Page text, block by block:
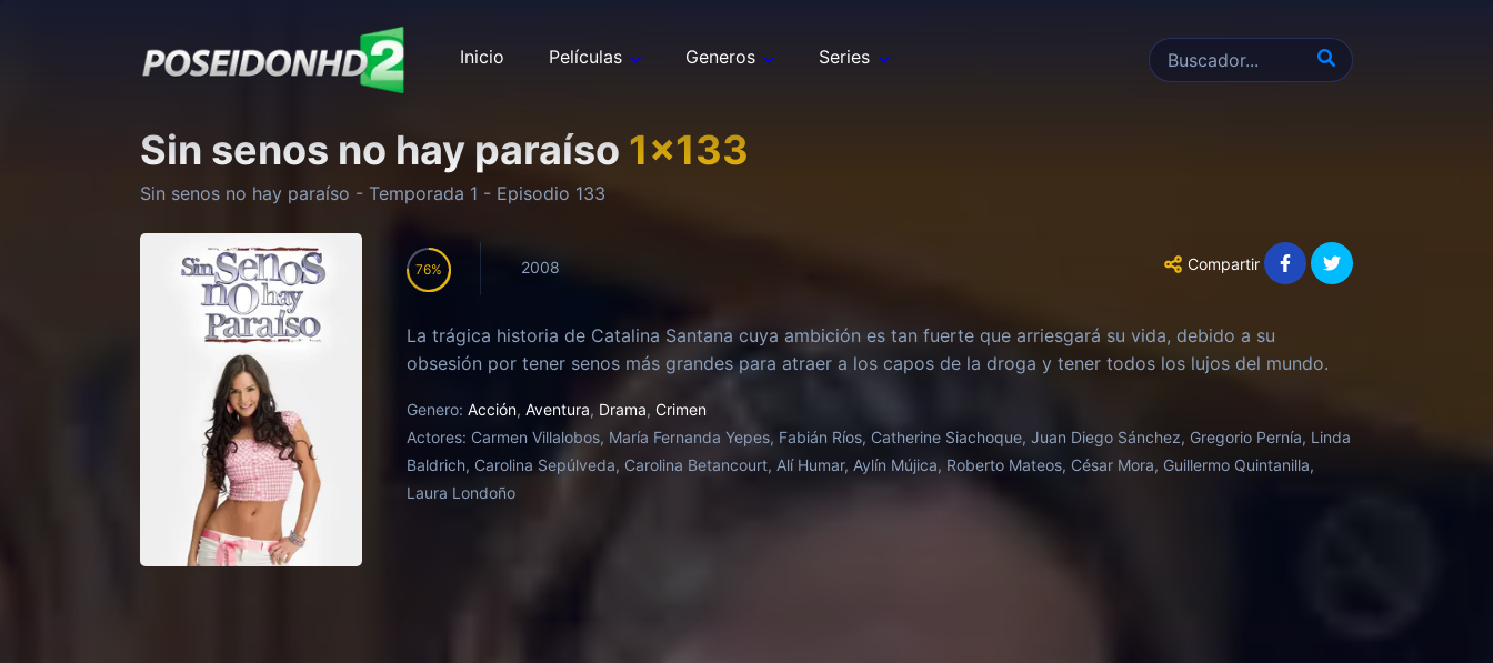
Inicio Películas Generos Series
Sin senos no hay paraíso 1x133
Sin senos no hay paraíso - Temporada 1 - Episodio 133
76 2008 Compartir
La trágica historia de Catalina Santana cuya ambición es tan fuerte que arriesgará su vida, debido a su
obsesión por tener senos más grandes para atraer a los capos de la droga y tener todos los lujos del mundo.
Genero: Acción, Aventura, Drama, Crimen
Actores: Carmen Villalobos, María Fernanda Yepes, Fabián Ríos, Catherine Siachoque, Juan Diego Sánchez, Gregorio Pernía, Linda
Baldrich, Carolina Sepúlveda, Carolina Betancourt, Alí Humar, Aylín Mújica, Roberto Mateos, César Mora, Guillermo Quintanilla,
Laura Londoño